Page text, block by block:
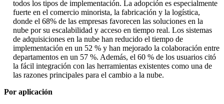
todos los tipos de implementación. La adopción es especialmente
fuerte en el comercio minorista, la fabricación y la logística,
donde el 68% de las empresas favorecen las soluciones en la
nube por su escalabilidad y acceso en tiempo real. Los sistemas
de adquisiciones en la nube han reducido el tiempo de
implementación en un 52 % y han mejorado la colaboración entre
departamentos en un 57 %. Además, el 60 % de los usuarios citó
la fácil integración con las herramientas existentes como una de
las razones principales para el cambio a la nube.
Por aplicación